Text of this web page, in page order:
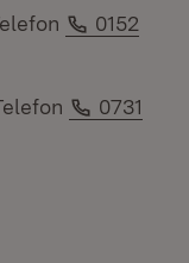
Telefon:
0152
Telefon:
0731